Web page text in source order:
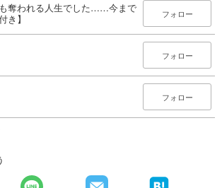
奪われる人生でした……今まで
き】
フォロー
フォロー
フォロー